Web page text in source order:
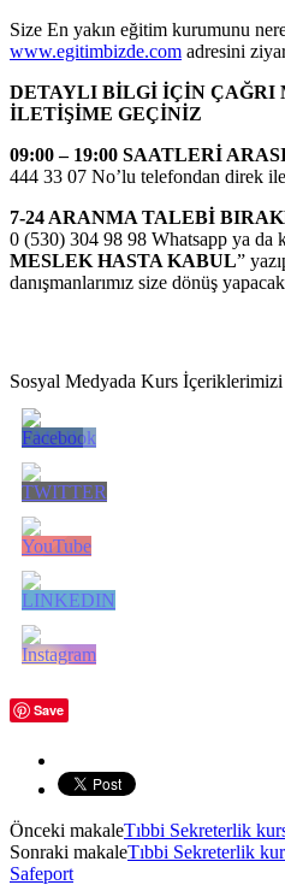
Size En yakın eğitim kurumunu
www.egitimbizde.com adresini
DETAYLI BİLGİ İÇİN
İLETİŞİME GEÇİNİZ
09:00 – 19:00 SAATLERİ
444 33 07 No’lu telefondan direk
7-24 ARANMA TALEBİ
0 (530) 304 98 98 Whatsapp ya da
MESLEK HASTA KABUL”
danışmanlarımız size dönüş
Sosyal Medyada Kurs
Save
Önceki makaleTıbbi Sekreterlik
Sonraki makaleTıbbi Sekreterlik
Safeport